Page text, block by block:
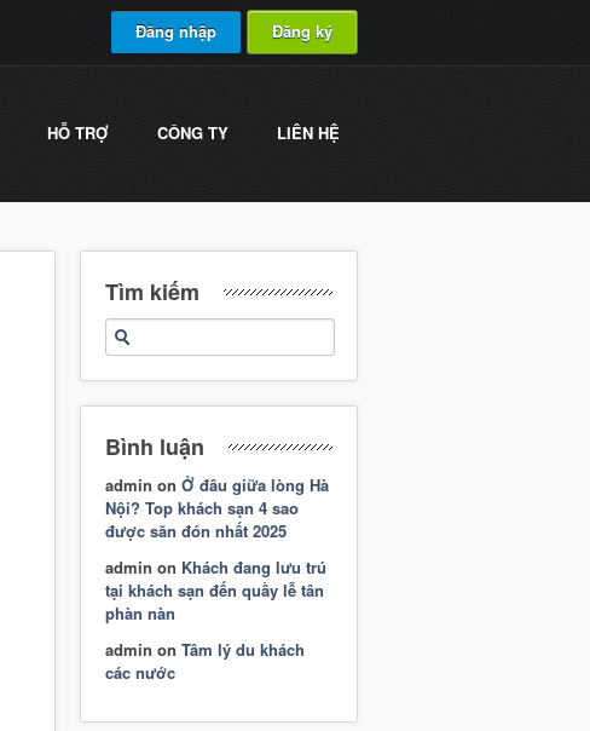
Đăng nhập Đăng ký
HỖ TRỢ CÔNG TY LIÊN HỆ
Tìm kiếm
Bình luận
admin on Ở đâu giữa lòng Hà
Nội? Top khách sạn 4 sao
được săn đón nhất 2025
admin on Khách đang lưu trú
tại khách sạn đến quầy lễ tân
phàn nàn
admin on Tâm lý du khách
các nước